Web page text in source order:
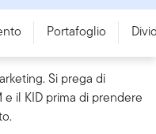
Portafoglio
Si prega di
il KID prima di prendere